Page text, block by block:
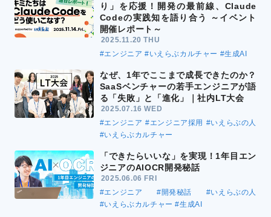
り」を応援！開発の最前線、Claude
Codeの実践知を語り合う ～イベント
開催レポート～
2025.11.20 THU
#エンジニア #いえらぶカルチャー #生成AI
なぜ、1年でここまで成長できたのか？
SaaSベンチャーの若手エンジニアが語
る「失敗」と「進化」｜社内LT大会
2025.07.16 WED
#エンジニア #エンジニア採用 #いえらぶの人
#いえらぶカルチャー
「できたらいいな」を実現！1年目エン
ジニアのAIOCR開発秘話
2025.06.06 FRI
#エンジニア
#開発秘話
#いえらぶの人
#いえらぶカルチャー #生成AI